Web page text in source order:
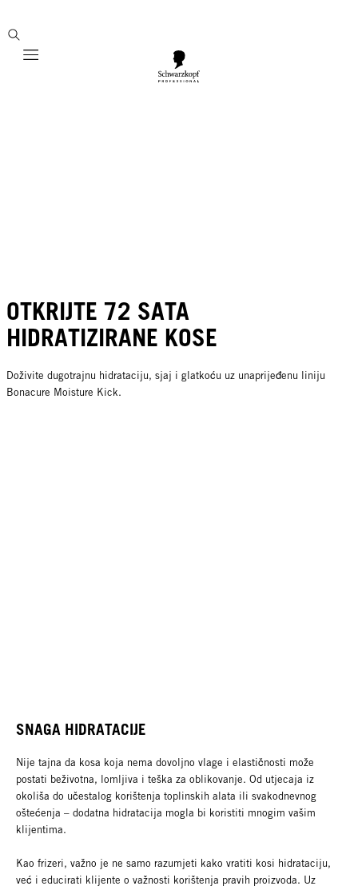
Mobile navigation
OTKRIJTE 72 SATA
HIDRATIZIRANE KOSE
Doživite dugotrajnu hidrataciju, sjaj i glatkoću uz unaprijeđenu liniju
Bonacure Moisture Kick.
SNAGA HIDRATACIJE
Nije tajna da kosa koja nema dovoljno vlage i elastičnosti može
postati beživotna, lomljiva i teška za oblikovanje. Od utjecaja iz
okoliša do učestalog korištenja toplinskih alata ili svakodnevnog
oštećenja – dodatna hidratacija mogla bi koristiti mnogim vašim
klijentima.
Kao frizeri, važno je ne samo razumjeti kako vratiti kosi hidrataciju,
već i educirati klijente o važnosti korištenja pravih proizvoda. Uz